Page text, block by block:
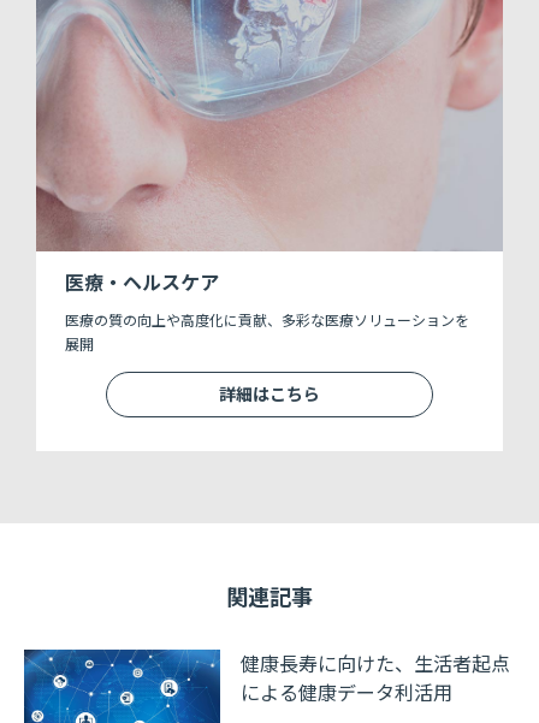
関連記事
健康長寿に向けた、生活者起点
による健康データ利活用
医療・ヘルスケア
医療の質の向上や高度化に貢献、多彩な医療ソリューションを
展開
詳細はこちら